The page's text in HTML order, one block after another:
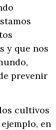
y que nos
prevenir
cultivos
en